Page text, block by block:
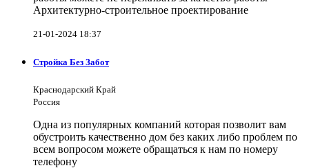
Архитектурно-строительное проектирование
21-01-2024 18:37
Стройка Без Забот
Краснодарский Край
Россия
Одна из популярных компаний которая позволит вам
обустроить качественно дом без каких либо проблем по
всем вопросом можете обращаться к нам по номеру
телефону